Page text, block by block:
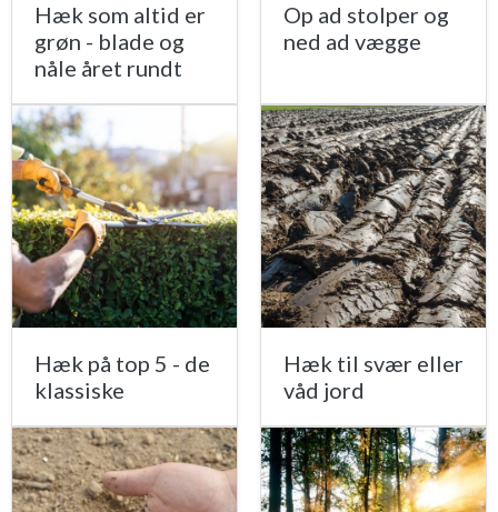
Hæk som altid er
grøn - blade og
nåle året rundt
Op ad stolper og
ned ad vægge
Hæk på top 5 - de
klassiske
Hæk til svær eller
våd jord